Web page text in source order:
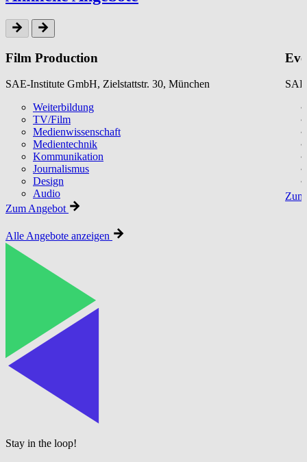
Film Production
SAE-Institute GmbH, Zielstattstr. 30, München
Weiterbildung
TV/Film
Medienwissenschaft
Medientechnik
Kommunikation
Journalismus
Design
Audio
Zum Angebot
Alle Angebote anzeigen
Stay in the loop!